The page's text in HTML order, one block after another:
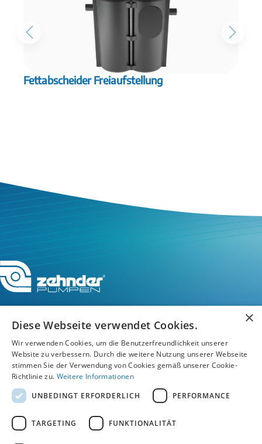
Fettabscheider Freiaufstellung
Service-Hotline
Service
Unternehmen
×
Diese Webseite verwendet Cookies.
Wir verwenden Cookies, um die Benutzerfreundlichkeit unserer
Website zu verbessern. Durch die weitere Nutzung unserer Webseite
stimmen Sie der Verwendung von Cookies gemäß unserer Cookie-
Richtlinie zu. Weitere Informationen
UNBEDINGT ERFORDERLICH
PERFORMANCE
TARGETING FUNKTIONALITÄT